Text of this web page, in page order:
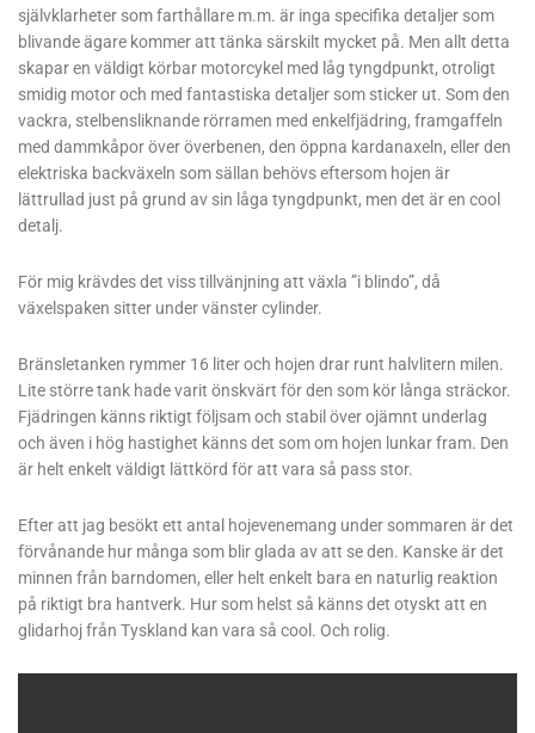
självklarheter som farthållare m.m. är inga specifika detaljer som
blivande ägare kommer att tänka särskilt mycket på. Men allt detta
skapar en väldigt körbar motorcykel med låg tyngdpunkt, otroligt
smidig motor och med fantastiska detaljer som sticker ut. Som den
vackra, stelbensliknande rörramen med enkelfjädring, framgaffeln
med dammkåpor över överbenen, den öppna kardanaxeln, eller den
elektriska backväxeln som sällan behövs eftersom hojen är
lättrullad just på grund av sin låga tyngdpunkt, men det är en cool
detalj.
För mig krävdes det viss tillvänjning att växla ”i blindo”, då
växelspaken sitter under vänster cylinder.
Bränsletanken rymmer 16 liter och hojen drar runt halvlitern milen.
Lite större tank hade varit önskvärt för den som kör långa sträckor.
Fjädringen känns riktigt följsam och stabil över ojämnt underlag
och även i hög hastighet känns det som om hojen lunkar fram. Den
är helt enkelt väldigt lättkörd för att vara så pass stor.
Efter att jag besökt ett antal hojevenemang under sommaren är det
förvånande hur många som blir glada av att se den. Kanske är det
minnen från barndomen, eller helt enkelt bara en naturlig reaktion
på riktigt bra hantverk. Hur som helst så känns det otyskt att en
glidarhoj från Tyskland kan vara så cool. Och rolig.